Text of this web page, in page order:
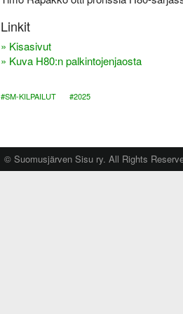
Linkit
» Kisasivut
» Kuva H80:n palkintojenjaosta
#SM-KILPAILUT #2025
© Suomusjärven Sisu ry. All Rights